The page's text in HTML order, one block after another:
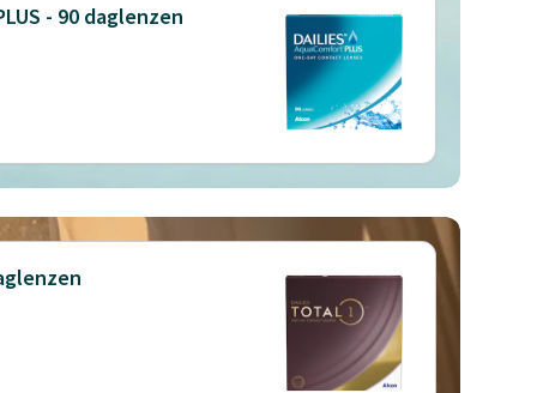
- 90 daglenzen